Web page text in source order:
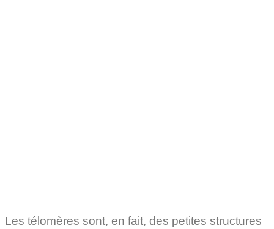
Les télomères sont, en fait, des petites structures